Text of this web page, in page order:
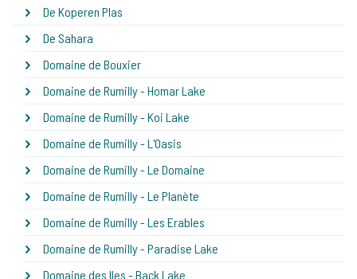
De Koperen Plas
De Sahara
Domaine de Bouxier
Domaine de Rumilly - Homar Lake
Domaine de Rumilly - Koi Lake
Domaine de Rumilly - L'Oasis
Domaine de Rumilly - Le Domaine
Domaine de Rumilly - Le Planète
Domaine de Rumilly - Les Erables
Domaine de Rumilly - Paradise Lake
Domaine des Iles - Back Lake